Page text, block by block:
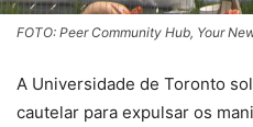
FOTO: Peer Community Hub, Your
A Universidade de Toronto
cautelar para expulsar os